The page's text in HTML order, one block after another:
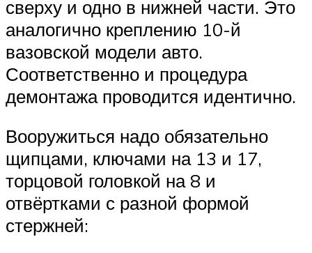
сверху и одно в нижней части. Это
аналогично креплению 10-й
вазовской модели авто.
Соответственно и процедура
демонтажа проводится идентично.
Вооружиться надо обязательно
щипцами, ключами на 13 и 17,
торцовой головкой на 8 и
отвёртками с разной формой
стержней: